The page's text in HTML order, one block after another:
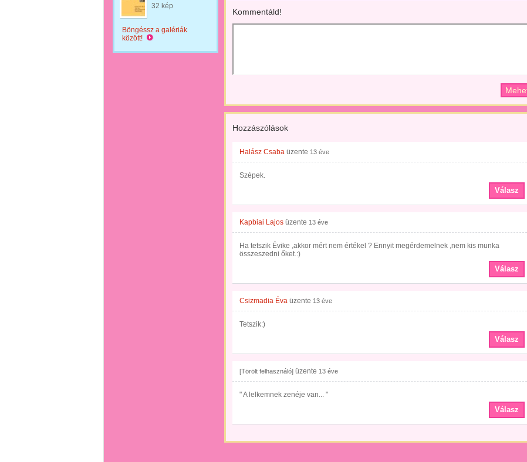
32 kép
Böngéssz a galériák
között!
Kommentáld!
Hozzászólások
Halász Csaba üzente 13 éve
Szépek.
Válasz
Kapbiai Lajos üzente 13 éve
Ha tetszik Évike ,akkor mért nem értékel ? Ennyit megérdemelnek ,nem kis munka
összeszedni őket.:)
Válasz
Csizmadia Éva üzente 13 éve
Tetszik:)
Válasz
[Törölt felhasználó] üzente 13 éve
" A lelkemnek zenéje van... "
Válasz